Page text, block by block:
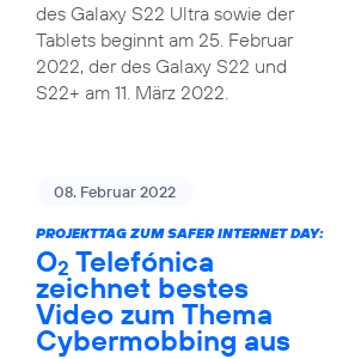
des Galaxy S22 Ultra sowie der
Tablets beginnt am 25. Februar
2022, der des Galaxy S22 und
S22+ am 11. März 2022.
08. Februar 2022
PROJEKTTAG ZUM SAFER INTERNET DAY:
O2 Telefónica
zeichnet bestes
Video zum Thema
Cybermobbing aus